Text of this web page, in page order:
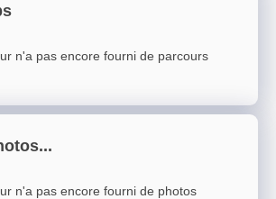
n'a pas encore fourni de parcours
n'a pas encore fourni de photos